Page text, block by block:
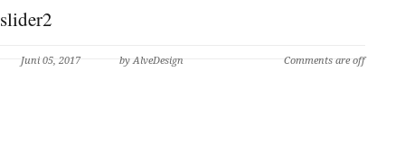
slider2
Juni 05, 2017 by AlveDesign Comments are off